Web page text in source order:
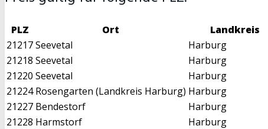
PLZ Ort Landkreis
21217Seevetal Harburg
21218 Seevetal Harburg
21220 Seevetal Harburg
21224 Rosengarten (Landkreis Harburg) Harburg
21227 Bendestorf Harburg
21228 Harmstorf Harburg